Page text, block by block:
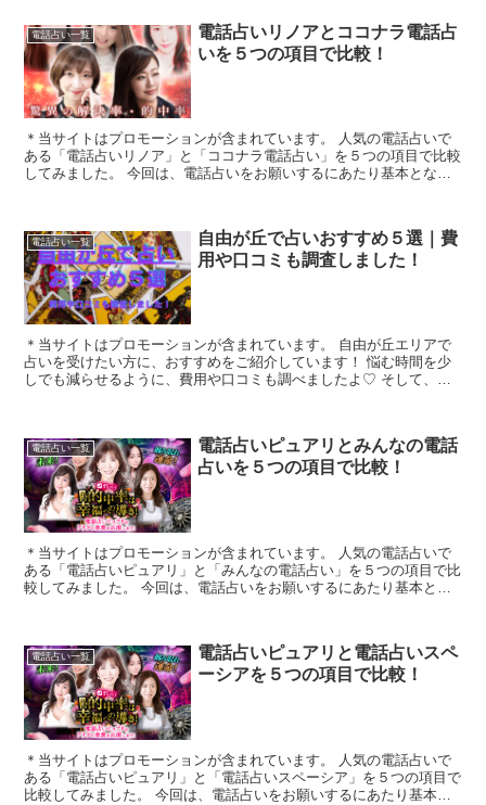
電話占い一覧
電話占いリノアとココナラ電話占
いを５つの項目で比較！
＊当サイトはプロモーションが含まれています。 人気の電話占いで
ある「電話占いリノア」と「ココナラ電話占い」を５つの項目で比較
してみました。 今回は、電話占いをお願いするにあたり基本となる
電話占い一覧
自由が丘で占いおすすめ５選｜費
用や口コミも調査しました！
＊当サイトはプロモーションが含まれています。 自由が丘エリアで
占いを受けたい方に、おすすめをご紹介しています！ 悩む時間を少
しでも減らせるように、費用や口コミも調べましたよ♡ そして、自
電話占い一覧
電話占いピュアリとみんなの電話
占いを５つの項目で比較！
＊当サイトはプロモーションが含まれています。 人気の電話占いで
ある「電話占いピュアリ」と「みんなの電話占い」を５つの項目で比
較してみました。 今回は、電話占いをお願いするにあたり基本とな
電話占い一覧
電話占いピュアリと電話占いスペ
ーシアを５つの項目で比較！
＊当サイトはプロモーションが含まれています。 人気の電話占いで
ある「電話占いピュアリ」と「電話占いスペーシア」を５つの項目で
比較してみました。 今回は、電話占いをお願いするにあたり基本と